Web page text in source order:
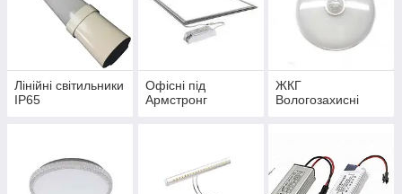
Лінійні світильники
IP65
Офісні під
Армстронг
ЖКГ
Вологозахисні